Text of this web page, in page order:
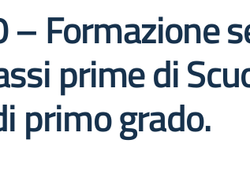
Formazione
prime di
primo grado.